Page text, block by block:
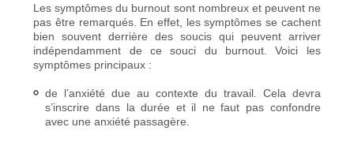
Les symptômes du burnout sont nombreux et peuvent ne
pas être remarqués. En effet, les symptômes se cachent
bien souvent derrière des soucis qui peuvent arriver
indépendamment de ce souci du burnout. Voici les
symptômes principaux :
de l’anxiété due au contexte du travail. Cela devra
s’inscrire dans la durée et il ne faut pas confondre
avec une anxiété passagère.